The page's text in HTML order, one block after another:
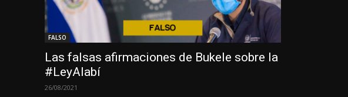
FALSO
Las falsas afirmaciones de Bukele sobre la
#LeyAlabí
26/08/2021